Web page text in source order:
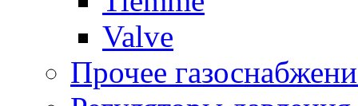
Valve
Прочее